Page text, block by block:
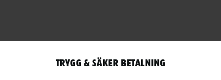
Trygg & säker betalning